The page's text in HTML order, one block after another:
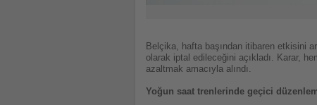
Belçika, hafta başından itibaren etkisini
olarak iptal edileceğini açıkladı. Karar,
azaltmak amacıyla alındı.
Yoğun saat trenlerinde geçici